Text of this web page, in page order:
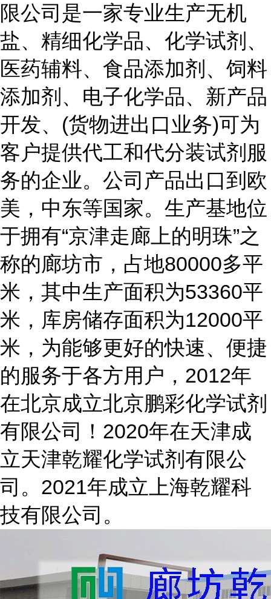
限公司是一家专业生产无机
盐、精细化学品、化学试剂、
医药辅料、食品添加剂、饲料
添加剂、电子化学品、新产品
开发、(货物进出口业务)可为
客户提供代工和代分装试剂服
务的企业。公司产品出口到欧
美，中东等国家。生产基地位
于拥有“京津走廊上的明珠”之
称的廊坊市，占地80000多平
米，其中生产面积为53360平
米，库房储存面积为12000平
米，为能够更好的快速、便捷
的服务于各方用户，2012年
在北京成立北京鹏彩化学试剂
有限公司！2020年在天津成
立天津乾耀化学试剂有限公
司。2021年成立上海乾耀科
技有限公司。